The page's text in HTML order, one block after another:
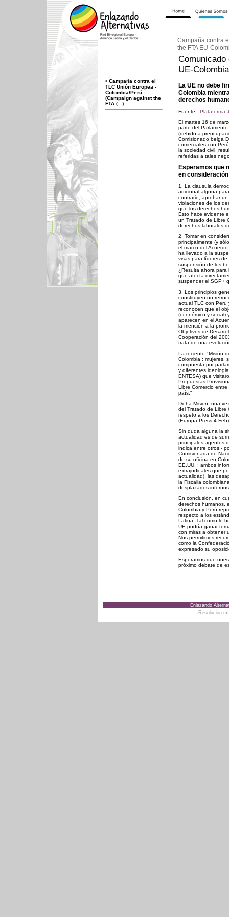
Campaña contra
the FTA EU-
UE-Colombia
• Campaña contra el
TLC Unión Europea -
Colombia/Perú
(Campaign against the
FTA (...)
La UE no debe
Colombia
derechos
Fuente : Plataforma
El martes 16 de
parte del
(debido a
Comisionado belga
comerciales con
la sociedad civil,
referidas a tales
Esperamos que
en
1. La cláusula
adicional alguna
contrario, aprobar
violaciones de los
que los derechos
Esto hace evidente
un Tratado de Libre
derechos laborales
2. Tomar en
principalmente (y
el marco del
ha llevado a la
visas para líderes
suspensión de los
¿Resulta ahora para
que afecta
suspender el SGP+
3. Los principios
constituyen un
actual TLC con Perú
reconocen que el
(económico y social)
aparecen en el
la mención a la
Objetivos de
Cooperación del
trata de una
La reciente "Misión
Colombia : mujeres,
compuesta por
y diferentes
ENTESA) que
Propuestas
Libre Comercio
país."
Dicha Mision, una
del Tratado de Libre
respeto a los
(Europa Press 4 Feb)
Sin duda alguna la
actualidad es de
principales agentes
indica entre otros,-
Comisionada de
de su oficina en
EE.UU. : ambos
extrajudicales que
actualidad), las
la Fiscalia
desplazados
En conclusión, en
derechos humanos,
Colombia y Perú
respecto a los
Latina. Tal como lo
UE podría ganar
con miras a obtener
Nos permitimos
como la
expresado su
Esperamos que
próximo debate de
Enlazando
Resolución